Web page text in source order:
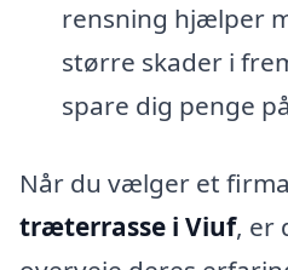
rensning hjælper
større skader i
spare dig penge
Når du vælger et
træterrasse i Viuf, er